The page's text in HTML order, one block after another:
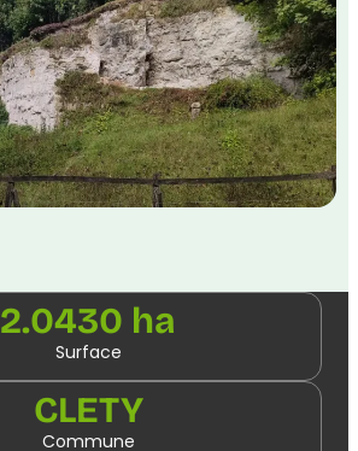
2.0430 ha
Surface
CLETY
Commune